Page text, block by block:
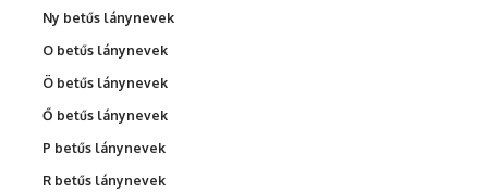
Ny betűs lánynevek
O betűs lánynevek
Ö betűs lánynevek
Ő betűs lánynevek
P betűs lánynevek
R betűs lánynevek